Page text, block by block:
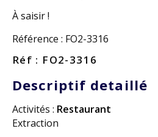
À saisir !
Référence : FO2-3316
Réf : FO2-3316
Descriptif detaillé
Activités : Restaurant
Extraction